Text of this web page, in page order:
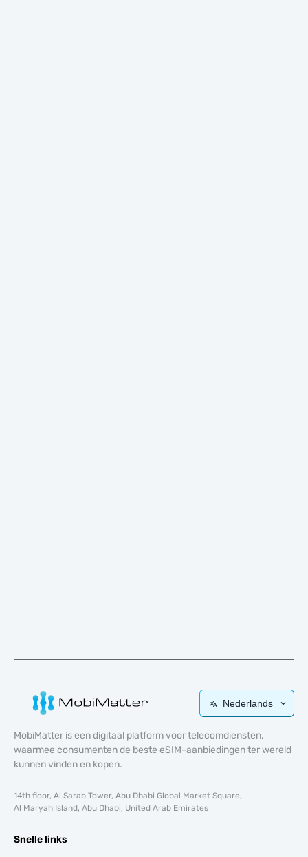
Nederlands
MobiMatter is een digitaal platform voor telecomdiensten,
waarmee consumenten de beste eSIM-aanbiedingen ter wereld
kunnen vinden en kopen.
14th floor, Al Sarab Tower, Abu Dhabi Global Market Square,
Al Maryah Island, Abu Dhabi, United Arab Emirates
Snelle links